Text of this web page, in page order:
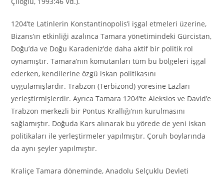
1204’te Latinlerin Konstantinopolis’i işgal etmeleri üzerine,
Bizans’ın etkinliği azalınca Tamara yönetimindeki Gürcistan,
Doğu’da ve Doğu Karadeniz’de daha aktif bir politik rol
oynamıştır. Tamara’nın komutanları tüm bu bölgeleri işgal
ederken, kendilerine özgü iskan politikasını
uygulamışlardır. Trabzon (Terbizond) yöresine Lazları
yerleştirmişlerdir. Ayrıca Tamara 1204’te Aleksios ve David’e
Trabzon merkezli bir Pontus Krallığı’nın kurulmasını
sağlamıştır. Doğuda Kars alınarak bu yörede de yeni iskan
politikaları ile yerleştirmeler yapılmıştır. Çoruh boylarında
da aynı şeyler yapılmıştır.
Kraliçe Tamara döneminde, Anadolu Selçuklu Devleti